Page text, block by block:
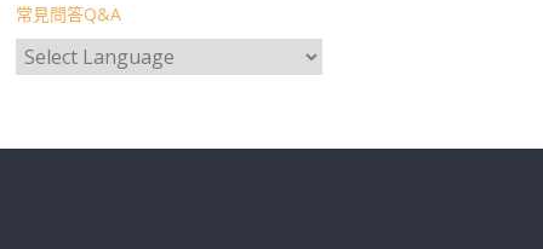
常見問答Q&A